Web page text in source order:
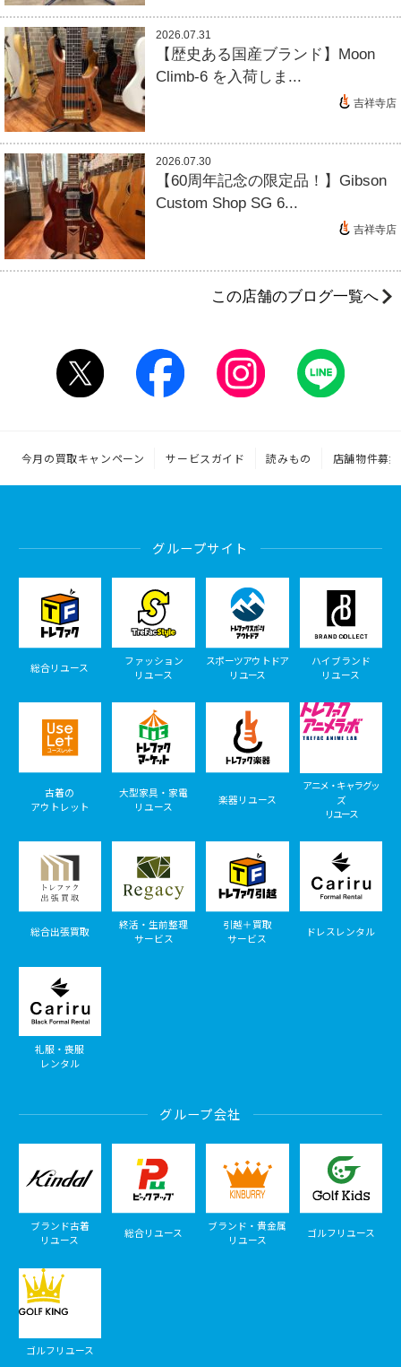
2026.07.31
【歴史ある国産ブランド】Moon
Climb-6 を入荷しま...
吉祥寺店
2026.07.30
【60周年記念の限定品！】Gibson
Custom Shop SG 6...
吉祥寺店
この店舗のブログ一覧へ
今月の買取キャンペーン サービスガイド 読みもの 店舗物件募集
グループサイト
総合リユース
ファッション
リユース
スポーツアウトドア
リユース
ハイブランド
リユース
古着の
アウトレット
大型家具・家電
リユース
楽器リユース
アニメ・キャラグッ
ズ
リユース
総合出張買取
終活・生前整理
サービス
引越＋買取
サービス
ドレスレンタル
礼服・喪服
レンタル
グループ会社
ブランド古着
リユース
総合リユース
ブランド・貴金属
リユース
ゴルフリユース
ゴルフリユース